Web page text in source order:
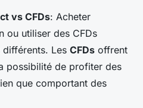
vs CFDs: Acheter
ou utiliser des CFDs
différents. Les CFDs offrent
possibilité de profiter des
que comportant des